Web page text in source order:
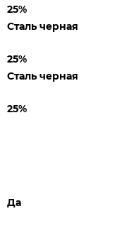
25%
Сталь черная
25%
Сталь черная
25%
Да